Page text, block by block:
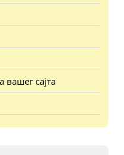
вашег сајта